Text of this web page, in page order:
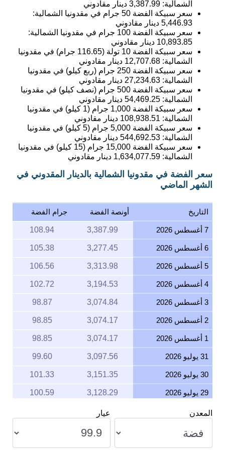
الشمالية: 3,387.99 دينار مقادوني
سعر سبيكة الفضة 50 جرام في مقدونيا الشمالية:
5,446.93 دينار مقادوني
سعر سبيكة الفضة 100 جرام في مقدونيا الشمالية:
10,893.85 دينار مقادوني
سعر سبيكة الفضة 10 تولة (116.65 جرام) في مقدونيا
الشمالية: 12,707.68 دينار مقادوني
سعر سبيكة الفضة 250 جرام (ربع كيلو) في مقدونيا
الشمالية: 27,234.63 دينار مقادوني
سعر سبيكة الفضة 500 جرام (نصف كيلو) في مقدونيا
الشمالية: 54,469.25 دينار مقادوني
سعر سبيكة الفضة 1,000 جرام (1 كيلو) في مقدونيا
الشمالية: 108,938.51 دينار مقادوني
سعر سبيكة الفضة 5,000 جرام (5 كيلو) في مقدونيا
الشمالية: 544,692.53 دينار مقادوني
سعر سبيكة الفضة 15,000 جرام (15 كيلو) في مقدونيا
الشمالية: 1,634,077.59 دينار مقادوني
سعر الفضة في مقدونيا الشمالية بالدينار المقدوني في
الشهر الماضي
التاريخ أونصة الفضة جرام الفضة
7 أغسطس 2026 3,387.99
108.94
6 أغسطس 2026 3,277.45
105.38
5 أغسطس 2026 3,313.98
106.56
4 أغسطس 2026 3,194.53
102.72
3 أغسطس 2026 3,074.84
98.87
2 أغسطس 2026 3,074.17
98.85
1 أغسطس 2026 3,074.17
98.85
31 يوليو 2026 3,097.56
99.60
30 يوليو 2026 3,151.35
101.33
29 يوليو 2026 3,128.29
100.59
28 يوليو 2026 3,091.90
27 يوليو 2026 3,156.03
26 يوليو 2026 3,147.24
101.20
المعدن عيار